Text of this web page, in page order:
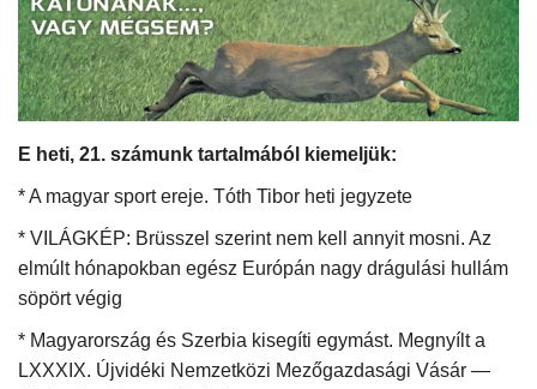
Kultúra
Történelem
Egészség
Gazdaság
Művészet
Sport
E heti, 21. számunk tartalmából kiemeljük:
* A magyar sport ereje. Tóth Tibor heti jegyzete
* VILÁGKÉP: Brüsszel szerint nem kell annyit mosni. Az
elmúlt hónapokban egész Európán nagy drágulási hullám
söpört végig
* Magyarország és Szerbia kisegíti egymást. Megnyílt a
LXXXIX. Újvidéki Nemzetközi Mezőgazdasági Vásár —